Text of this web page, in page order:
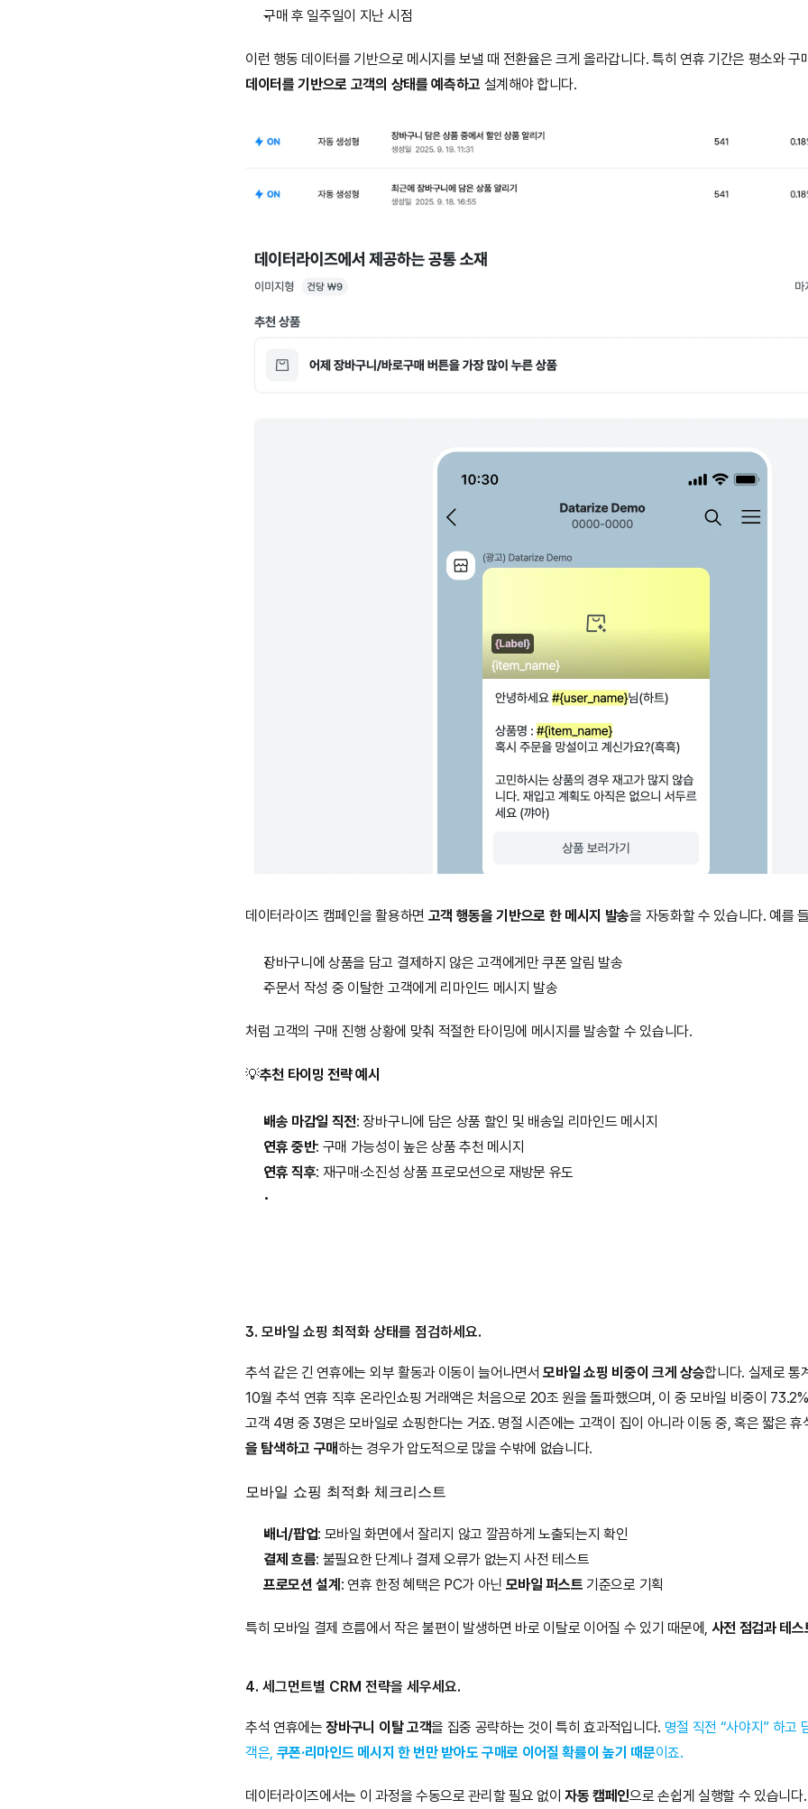
구매 후 일주일이 지난 시점
이런 행동 데이터를 기반으로 메시지를 보낼 때 전환율은 크게 올라갑니다. 특히 연휴 기간은 평소와
데이터를 기반으로 고객의 상태를 예측하고 설계해야 합니다.
데이터라이즈 캠페인을 활용하면 고객 행동을 기반으로 한 메시지 발송을 자동화할 수 있습니다. 예를
장바구니에 상품을 담고 결제하지 않은 고객에게만 쿠폰 알림 발송
주문서 작성 중 이탈한 고객에게 리마인드 메시지 발송
처럼 고객의 구매 진행 상황에 맞춰 적절한 타이밍에 메시지를 발송할 수 있습니다.
💡추천 타이밍 전략 예시
배송 마감일 직전: 장바구니에 담은 상품 할인 및 배송일 리마인드 메시지
연휴 중반: 구매 가능성이 높은 상품 추천 메시지
연휴 직후: 재구매·소진성 상품 프로모션으로 재방문 유도
3. 모바일 쇼핑 최적화 상태를 점검하세요.
추석 같은 긴 연휴에는 외부 활동과 이동이 늘어나면서 모바일 쇼핑 비중이 크게 상승합니다. 실제로 통
10월 추석 연휴 직후 온라인쇼핑 거래액은 처음으로 20조 원을 돌파했으며, 이 중 모바일 비중이
고객 4명 중 3명은 모바일로 쇼핑한다는 거죠. 명절 시즌에는 고객이 집이 아니라 이동 중, 혹은 짧은
을 탐색하고 구매하는 경우가 압도적으로 많을 수밖에 없습니다.
모바일 쇼핑 최적화 체크리스트
배너/팝업: 모바일 화면에서 잘리지 않고 깔끔하게 노출되는지 확인
결제 흐름: 불필요한 단계나 결제 오류가 없는지 사전 테스트
프로모션 설계 : 연휴 한정 혜택은 PC가 아닌 모바일 퍼스트 기준으로 기획
특히 모바일 결제 흐름에서 작은 불편이 발생하면 바로 이탈로 이어질 수 있기 때문에, 사전 점검과 테
4. 세그먼트별 CRM 전략을 세우세요.
추석 연휴에는 장바구니 이탈 고객을 집중 공략하는 것이 특히 효과적입니다. 명절 직전 “사야지” 하고
객은, 쿠폰·리마인드 메시지 한 번만 받아도 구매로 이어질 확률이 높기 때문이죠.
데이터라이즈에서는 이 과정을 수동으로 관리할 필요 없이 자동 캠페인으로 손쉽게 실행할 수 있습니다.